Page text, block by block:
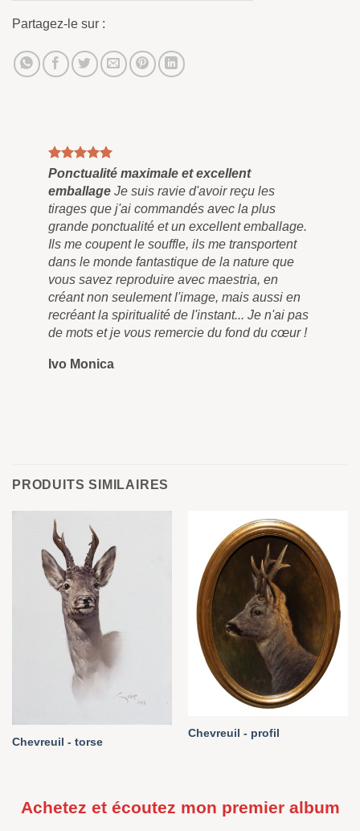
Partagez-le sur :
Ponctualité maximale et excellent
emballage Je suis ravie d'avoir reçu les
tirages que j'ai commandés avec la plus
grande ponctualité et un excellent emballage.
Ils me coupent le souffle, ils me transportent
dans le monde fantastique de la nature que
vous savez reproduire avec maestria, en
créant non seulement l'image, mais aussi en
recréant la spiritualité de l'instant... Je n'ai pas
de mots et je vous remercie du fond du cœur !
Ivo Monica
PRODUITS SIMILAIRES
Chevreuil - torse
Chevreuil - profil
Achetez et écoutez mon premier album